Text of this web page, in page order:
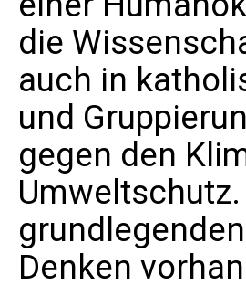
die
auch in
und
gegen den
Denken